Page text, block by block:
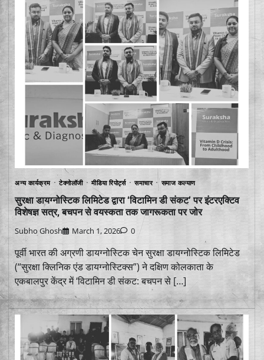
अन्य कार्यक्रम टेक्नोलॉजी मीडिया रिपोर्ट्स समाचार समाज कल्याण
सुरक्षा डायग्नोस्टिक लिमिटेड द्वारा ‘विटामिन डी संकट’ पर इंटरएक्टिव
विशेषज्ञ सत्र, बचपन से वयस्कता तक जागरूकता पर जोर
Subho Ghosh March 1, 2026 0
पूर्वी भारत की अग्रणी डायग्नोस्टिक चेन सुरक्षा डायग्नोस्टिक लिमिटेड
(“सुरक्षा क्लिनिक एंड डायग्नोस्टिक्स”) ने दक्षिण कोलकाता के
एकबालपुर केंद्र में ‘विटामिन डी संकट: बचपन से […]